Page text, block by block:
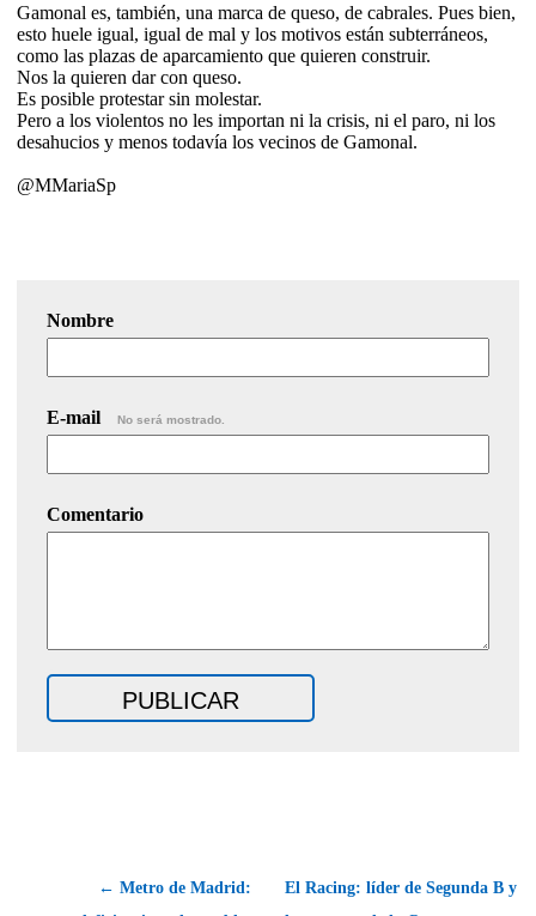
Gamonal es, también, una marca de queso, de cabrales. Pues bien,
esto huele igual, igual de mal y los motivos están subterráneos,
como las plazas de aparcamiento que quieren construir.
Nos la quieren dar con queso.
Es posible protestar sin molestar.
Pero a los violentos no les importan ni la crisis, ni el paro, ni los
desahucios y menos todavía los vecinos de Gamonal.
@MMariaSp
Nombre
E-mail No será mostrado.
Comentario
← Metro de Madrid:
El Racing: líder de Segunda B y